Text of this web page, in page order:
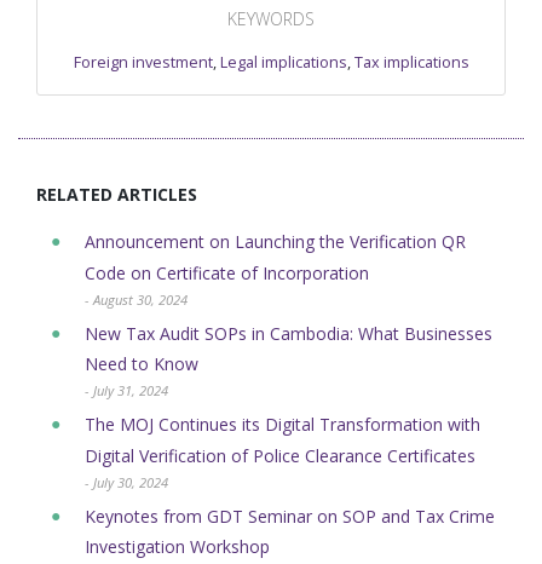
KEYWORDS
Foreign investment,Legal implications,Tax implications
RELATED ARTICLES
Announcement on Launching the Verification QR
Code on Certificate of Incorporation
- August 30, 2024
New Tax Audit SOPs in Cambodia: What Businesses
Need to Know
- July 31, 2024
The MOJ Continues its Digital Transformation with
Digital Verification of ​Police Clearance Certificates
- July 30, 2024
Keynotes from GDT Seminar on SOP and Tax Crime
Investigation Workshop